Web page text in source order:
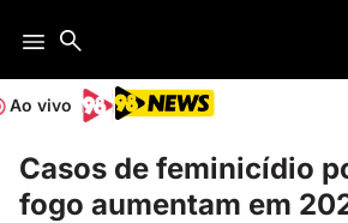
Ao vivo
Casos de feminicídio
fogo aumentam em